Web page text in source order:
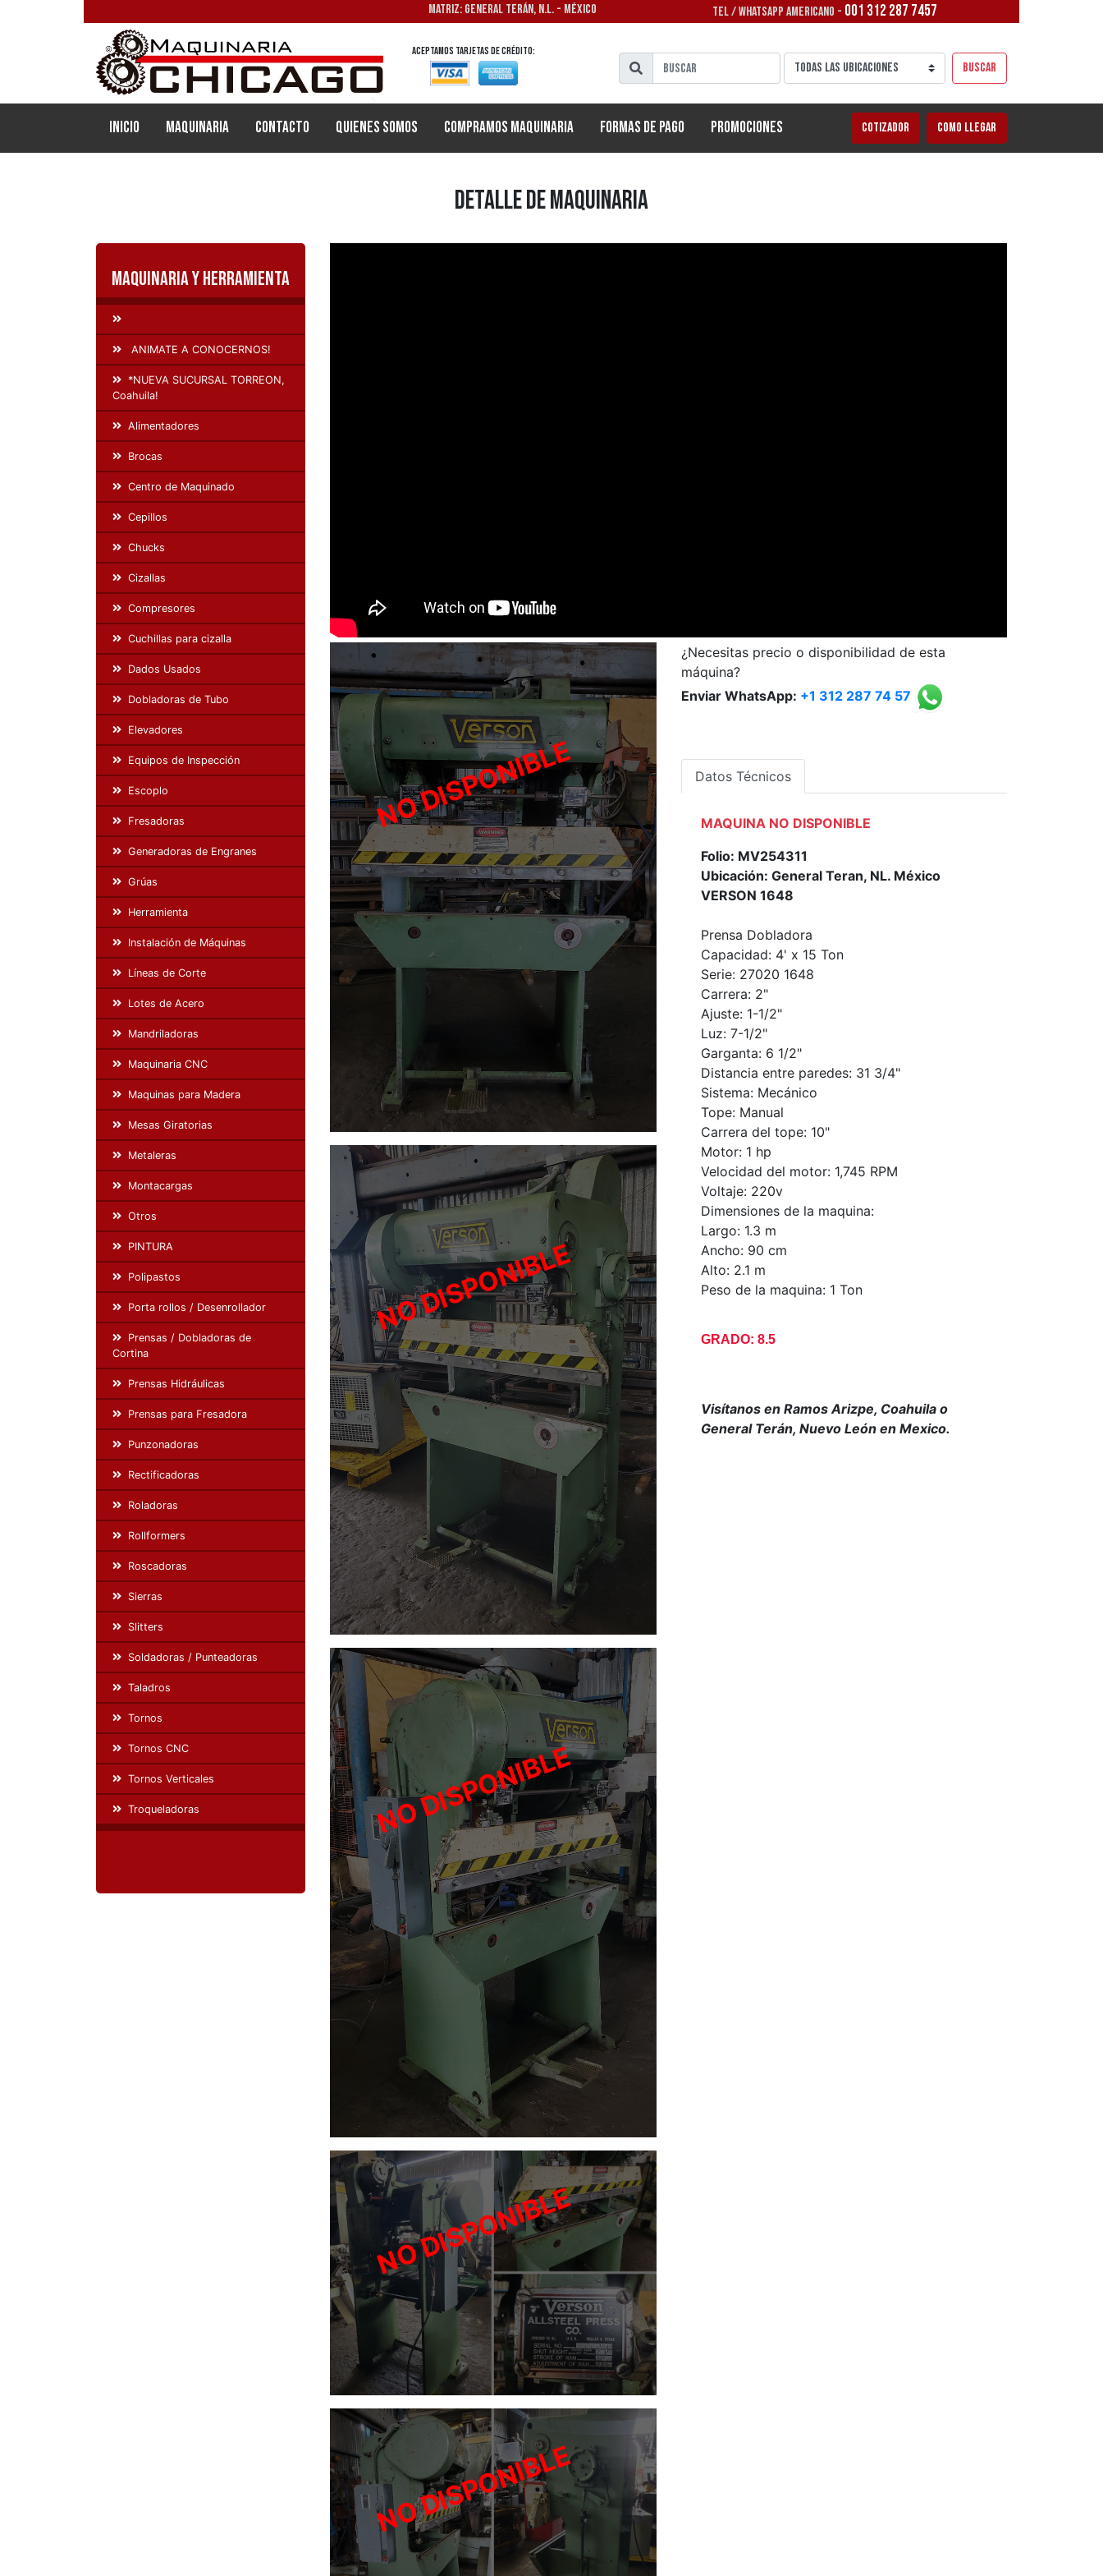
MATRIZ: GENERAL TERÁN, N.L. - MÉXICO TEL / WHATSAPP AMERICANO - 001 312 287 7457
Aceptamos tarjetas de crédito:
Buscar
Inicio (current)
Maquinaria Contacto Quienes Somos Compramos Maquinaria Formas de Pago Promociones Cotizador Como llegar
Detalle de Maquinaria
¿Necesitas precio o disponibilidad de esta
máquina?
Enviar WhatsApp: +1 312 287 74 57
Datos Técnicos
MAQUINA NO DISPONIBLE
Folio: MV254311
Ubicación: General Teran, NL. México
VERSON 1648
Prensa Dobladora
Capacidad: 4' x 15 Ton
Serie: 27020 1648
Carrera: 2"
Ajuste: 1-1/2"
Luz: 7-1/2"
Garganta: 6 1/2"
Distancia entre paredes: 31 3/4"
Sistema: Mecánico
Tope: Manual
Carrera del tope: 10"
Motor: 1 hp
Velocidad del motor: 1,745 RPM
Voltaje: 220v
Dimensiones de la maquina:
Largo: 1.3 m
Ancho: 90 cm
Alto: 2.1 m
Peso de la maquina: 1 Ton
GRADO: 8.5
Visítanos en Ramos Arizpe, Coahuila o
General Terán, Nuevo León en Mexico.
Maquinaria y Herramienta
ANIMATE A CONOCERNOS!
*NUEVA SUCURSAL TORREON,
Coahuila!
Alimentadores
Brocas
Centro de Maquinado
Cepillos
Chucks
Cizallas
Compresores
Cuchillas para cizalla
Dados Usados
Dobladoras de Tubo
Elevadores
Equipos de Inspección
Escoplo
Fresadoras
Generadoras de Engranes
Grúas
Herramienta
Instalación de Máquinas
Líneas de Corte
Lotes de Acero
Mandriladoras
Maquinaria CNC
Maquinas para Madera
Mesas Giratorias
Metaleras
Montacargas
Otros
PINTURA
Polipastos
Porta rollos / Desenrollador
Prensas / Dobladoras de
Cortina
Prensas Hidráulicas
Prensas para Fresadora
Punzonadoras
Rectificadoras
Roladoras
Rollformers
Roscadoras
Sierras
Slitters
Soldadoras / Punteadoras
Taladros
Tornos
Tornos CNC
Tornos Verticales
Troqueladoras